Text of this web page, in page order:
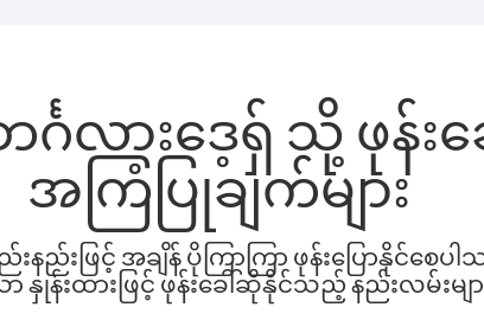
လားဒေ့ရှ် သို့ ဖုန်း
အကြံပြုချက်များ
ည်းဖြင့် အချိန် ပိုကြာကြာ ဖုန်းပြောနိုင်စ
နှုန်းထားဖြင့် ဖုန်းခေါ်ဆိုနိုင်သည့် နည်းလမ်းမ